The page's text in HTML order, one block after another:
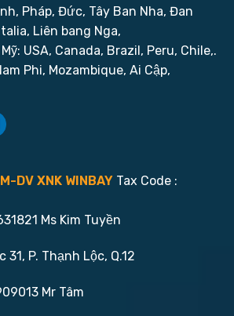
Pháp, Đức, Tây Ban Nha, Đan
Liên bang Nga,
USA, Canada, Brazil, Peru, Chile,.
Phi, Mozambique, Ai Cập,
DV XNK WINBAY Tax Code :
Ms Kim Tuyền
31, P. Thạnh Lộc, Q.12
Mr Tâm